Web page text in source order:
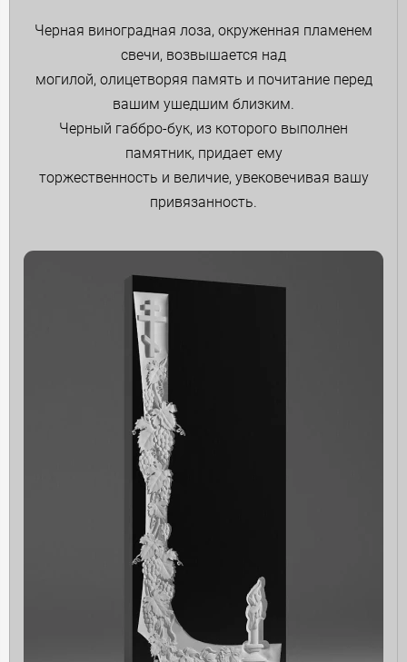
Черная виноградная лоза, окруженная пламенем
свечи, возвышается над
могилой, олицетворяя память и почитание перед
вашим ушедшим близким.
Черный габбро-бук, из которого выполнен
памятник, придает ему
торжественность и величие, увековечивая вашу
привязанность.